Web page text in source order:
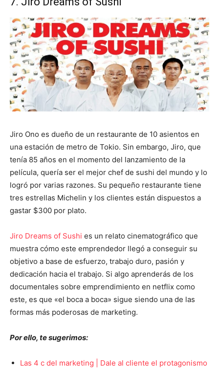
Jiro Ono es dueño de un restaurante de 10 asientos en
una estación de metro de Tokio. Sin embargo, Jiro, que
tenía 85 años en el momento del lanzamiento de la
película, quería ser el mejor chef de sushi del mundo y lo
logró por varias razones. Su pequeño restaurante tiene
tres estrellas Michelin y los clientes están dispuestos a
gastar $300 por plato.
Jiro Dreams of Sushi es un relato cinematográfico que
muestra cómo este emprendedor llegó a conseguir su
objetivo a base de esfuerzo, trabajo duro, pasión y
dedicación hacia el trabajo. Si algo aprenderás de los
documentales sobre emprendimiento en netflix como
este, es que «el boca a boca» sigue siendo una de las
formas más poderosas de marketing.
Por ello, te sugerimos:
Las 4 c del marketing | Dale al cliente el protagonismo